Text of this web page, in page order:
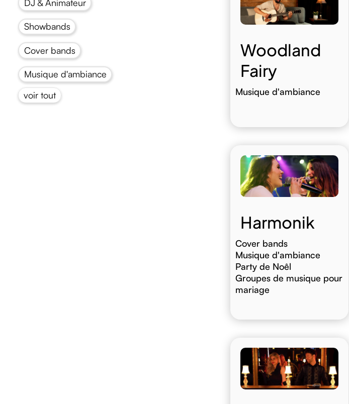
DJ & Animateur
Showbands
Cover bands
Musique d'ambiance
voir tout
Woodland
Fairy
Musique d'ambiance
Harmonik
Cover bands
Musique d'ambiance
Party de Noêl
Groupes de musique pour
mariage